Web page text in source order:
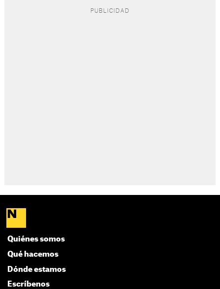
Quiénes somos
Qué hacemos
Dónde estamos
Escríbenos